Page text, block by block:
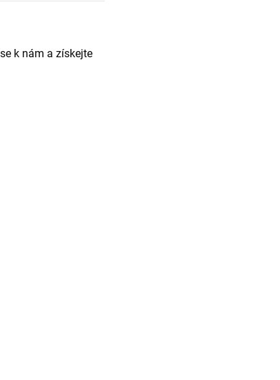
k nám a získejte